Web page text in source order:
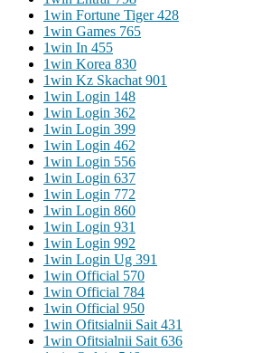
1win Fortune Tiger 428
1win Games 765
1win In 455
1win Korea 830
1win Kz Skachat 901
1win Login 148
1win Login 362
1win Login 399
1win Login 462
1win Login 556
1win Login 637
1win Login 772
1win Login 860
1win Login 931
1win Login 992
1win Login Ug 391
1win Official 570
1win Official 784
1win Official 950
1win Ofitsialnii Sait 431
1win Ofitsialnii Sait 636